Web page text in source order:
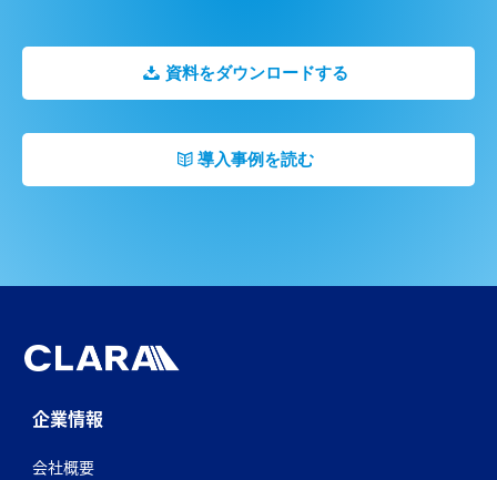
資料をダウンロードする
導入事例を読む
企業情報
会社概要